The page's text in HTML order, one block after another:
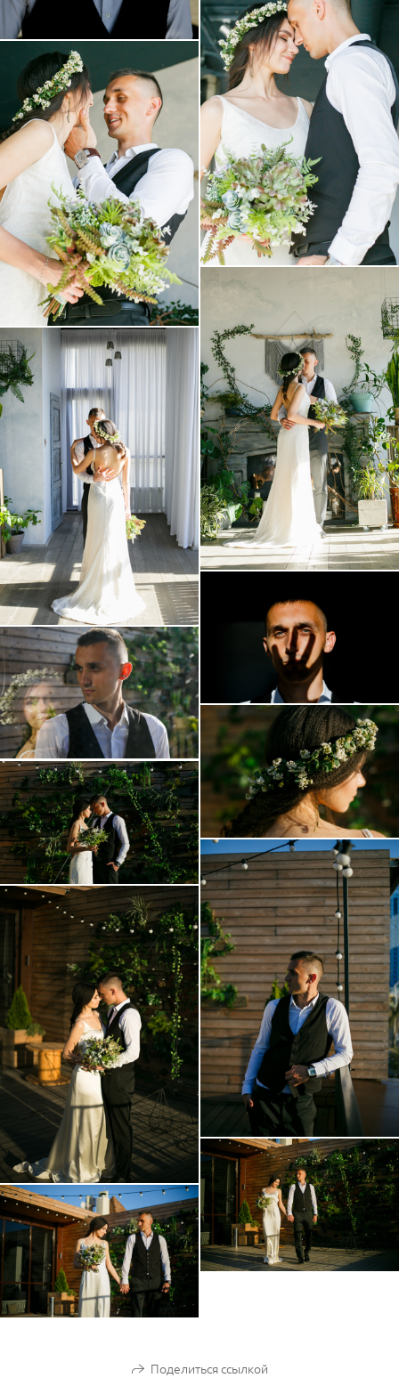
Поделиться ссылкой